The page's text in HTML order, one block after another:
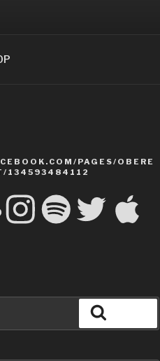
PAGES/OBERE
134593484112
InstagramSpotify Twitter Apple